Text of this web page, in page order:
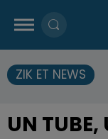
ZIK ET NEWS
UN